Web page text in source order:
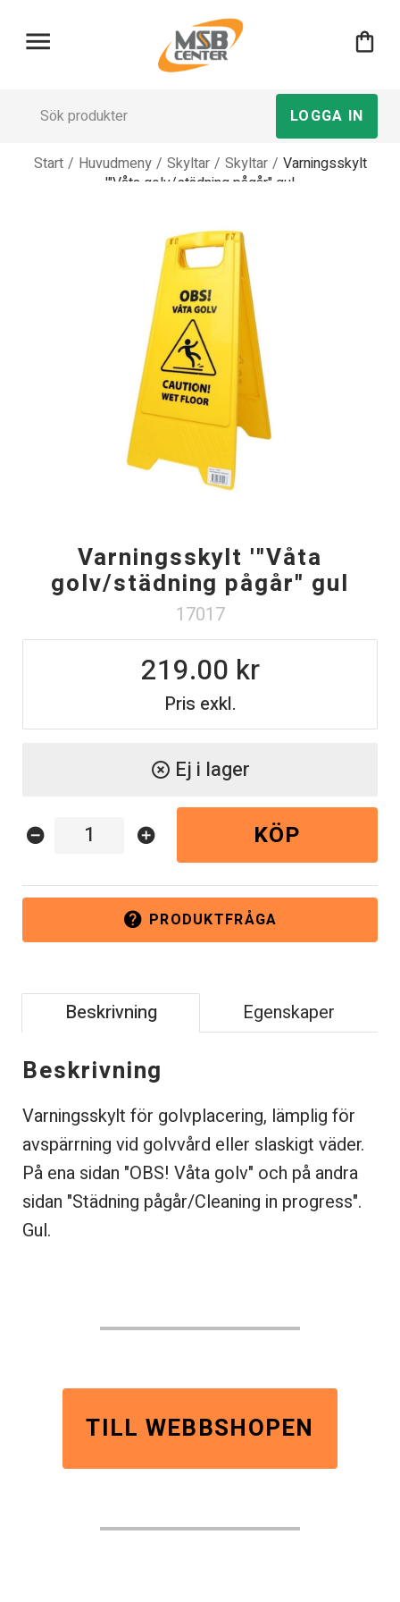
menu shopping_bag
LOGGA IN
Start / Huvudmeny / Skyltar / Skyltar / Varningsskylt
'"Våta golv/städning pågår" gul
Varningsskylt '"Våta
golv/städning pågår" gul
17017
Pris exkl.
219.00
highlight_off Ej i lager
help PRODUKTFRÅGA
remove_circle add_circle KÖP
Beskrivning Egenskaper
Beskrivning
Varningsskylt för golvplacering, lämplig för
avspärrning vid golvvård eller slaskigt väder.
På ena sidan "OBS! Våta golv" och på andra
sidan "Städning pågår/Cleaning in progress".
Gul.
TILL WEBBSHOPEN